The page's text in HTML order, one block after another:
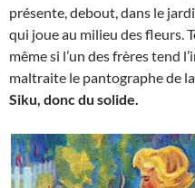
présente, debout, dans le
qui joue au milieu des fleurs.
même si l’un des frères tend
maltraite le pantographe de
Siku, donc du solide.